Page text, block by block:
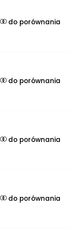
do porównania
do porównania
do porównania
do porównania